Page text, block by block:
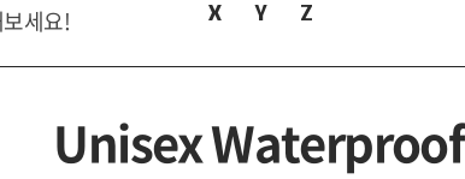
세요!
X
Y Z
Unisex